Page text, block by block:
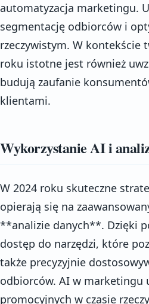
automatyzacja marketingu.
segmentację odbiorców i
rzeczywistym. W kontekście
roku istotne jest również
budują zaufanie
klientami.
Wykorzystanie AI i
W 2024 roku skuteczne
opierają się na
**analizie danych**. Dzięki
dostęp do narzędzi, które
także precyzyjnie
odbiorców. AI w marketingu
promocyjnych w czasie